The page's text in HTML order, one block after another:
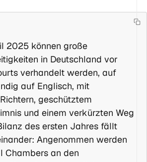
2025 können große
in Deutschland vor
verhandelt werden, auf
auf Englisch, mit
geschütztem
und einem verkürzten Weg
des ersten Jahres fällt
Angenommen werden
Chambers an den